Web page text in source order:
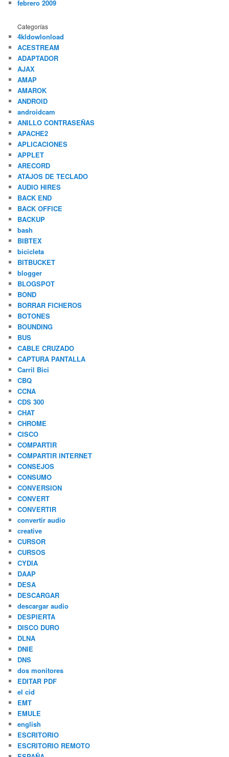
febrero 2009
Categorías
4kldowlonload
ACESTREAM
ADAPTADOR
AJAX
AMAP
AMAROK
ANDROID
androidcam
ANILLO CONTRASEÑAS
APACHE2
APLICACIONES
APPLET
ARECORD
ATAJOS DE TECLADO
AUDIO HIRES
BACK END
BACK OFFICE
BACKUP
bash
BIBTEX
bicicleta
BITBUCKET
blogger
BLOGSPOT
BOND
BORRAR FICHEROS
BOTONES
BOUNDING
BUS
CABLE CRUZADO
CAPTURA PANTALLA
Carril Bici
CBQ
CCNA
CDS 300
CHAT
CHROME
CISCO
COMPARTIR
COMPARTIR INTERNET
CONSEJOS
CONSUMO
CONVERSION
CONVERT
CONVERTIR
convertir audio
creative
CURSOR
CURSOS
CYDIA
DAAP
DESA
DESCARGAR
descargar audio
DESPIERTA
DISCO DURO
DLNA
DNIE
DNS
dos monitores
EDITAR PDF
el cid
EMT
EMULE
english
ESCRITORIO
ESCRITORIO REMOTO